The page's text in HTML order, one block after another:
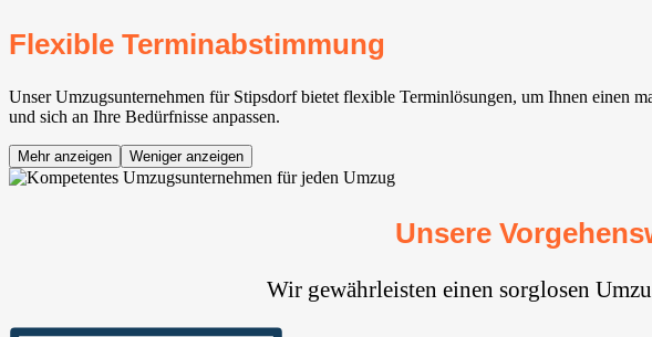
Flexible Terminabstimmung
Unser Umzugsunternehmen für Stipsdorf bietet flexible Terminlösungen, um Ihnen einen
und sich an Ihre Bedürfnisse anpassen.
Mehr anzeigen Weniger anzeigen
Unsere
Wir gewährleisten einen sorglosen